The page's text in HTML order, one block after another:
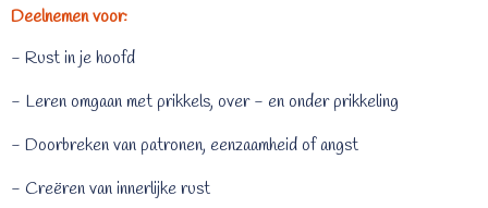
Deelnemen voor:
- Rust in je hoofd
- Leren omgaan met prikkels, over - en onder prikkeling
- Doorbreken van patronen, eenzaamheid of angst
- Creëren van innerlijke rust